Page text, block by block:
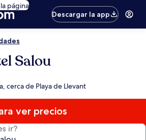
página
Descargar la app
Salou
cerca de Playa de Llevant
ver precios
ir?